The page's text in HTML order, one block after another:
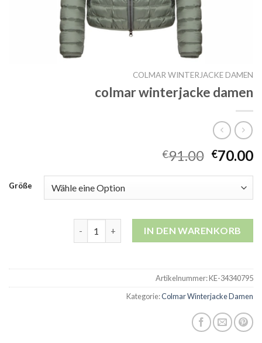
COLMAR WINTERJACKE DAMEN
colmar winterjacke damen
€91.00 €70.00
Größe
colmar winterjacke damen Menge
IN DEN WARENKORB
Artikelnummer:KE-34340795
Kategorie:Colmar Winterjacke Damen